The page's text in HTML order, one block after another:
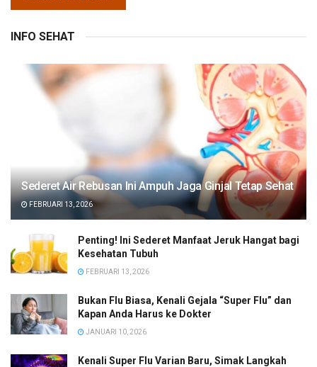
INFO SEHAT
Sederet Air Rebusan Ini Ampuh Jaga Ginjal Tetap Sehat
FEBRUARI 13, 2026
Penting! Ini Sederet Manfaat Jeruk Hangat bagi
Kesehatan Tubuh
FEBRUARI 13, 2026
Bukan Flu Biasa, Kenali Gejala “Super Flu” dan
Kapan Anda Harus ke Dokter
JANUARI 10, 2026
Kenali Super Flu Varian Baru, Simak Langkah